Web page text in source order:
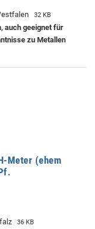
32 KB
auch geeignet für
zu Metallen
Meter (ehem
36 KB